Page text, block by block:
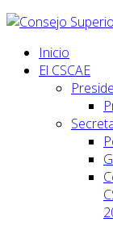
Inicio
El CSCAE